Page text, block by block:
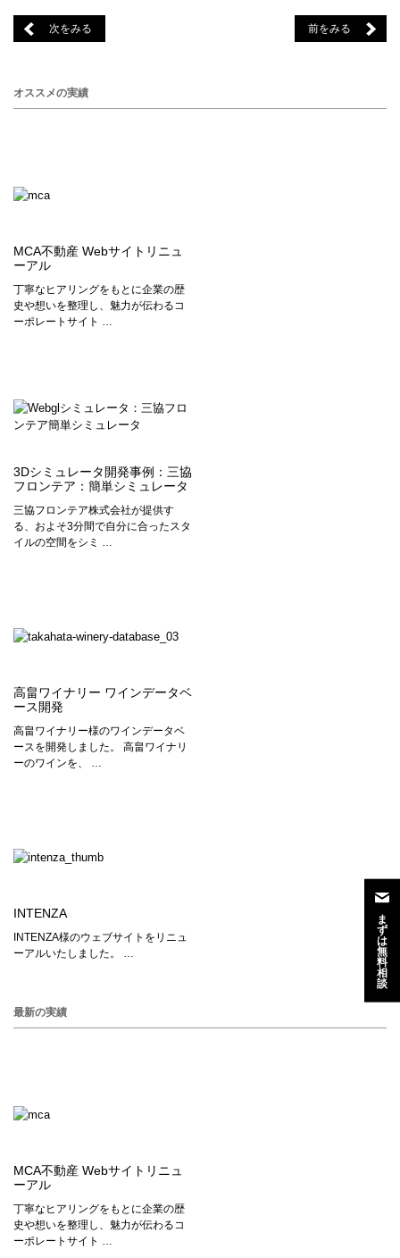
次をみる 前をみる
オススメの実績
MCA不動産 Webサイトリニュ
ーアル
丁寧なヒアリングをもとに企業の歴
史や想いを整理し、魅力が伝わるコ
ーポレートサイト …
3Dシミュレータ開発事例：三協
フロンテア：簡単シミュレータ
三協フロンテア株式会社が提供す
る、およそ3分間で自分に合ったスタ
イルの空間をシミ …
高畠ワイナリー ワインデータベ
ース開発
高畠ワイナリー様のワインデータベ
ースを開発しました。 高畠ワイナリ
ーのワインを、 …
INTENZA
INTENZA様のウェブサイトをリニュ
ーアルいたしました。 …
最新の実績
MCA不動産 Webサイトリニュ
ーアル
丁寧なヒアリングをもとに企業の歴
史や想いを整理し、魅力が伝わるコ
ーポレートサイト …
ま
ず
は
無
料
相
談